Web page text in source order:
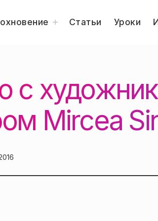
toggle
childСтатьи Уроки
с
Mircea